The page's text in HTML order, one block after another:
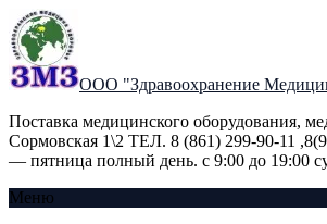
ООО "Здравоохранение
Поставка медицинского оборудования,
Сормовская 1\2 ТЕЛ. 8 (861) 299-90-11
— пятница полный день. с 9:00 до 19:00
Меню